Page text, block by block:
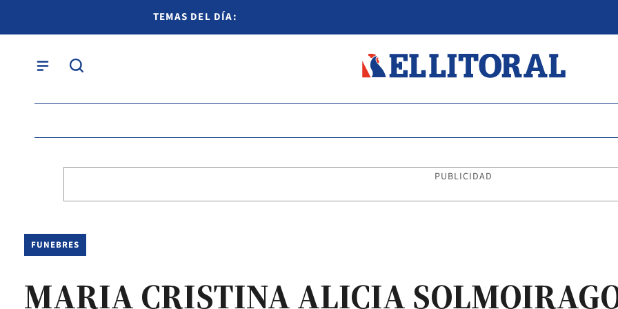
TEMAS DEL DÍA:
PUBLICIDAD
FUNEBRES
MARIA CRISTINA ALICIA